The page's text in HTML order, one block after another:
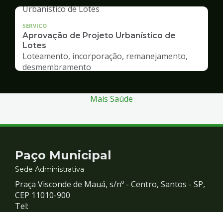
SERVICO
Aprovação de Projeto Urbanístico de
Lotes
Loteamento, incorporação, remanejamento,
desmembramento
Mais Saúde
Contato
e
Redes
Paço Municipal
Sede Administrativa
Praça Visconde de Mauá, s/nº - Centro, Santos - SP,
CEP 11010-900
Tel: